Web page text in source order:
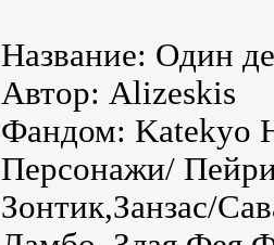
Название: Один
Автор: Alizeskis
Фандом: Katekyo
Персонажи/
Зонтик,Занзас/